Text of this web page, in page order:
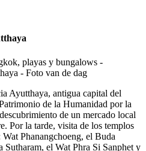
Ayutthaya, antigua capital del
de la Humanidad por la
de un mercado local
Por la tarde, visita de los templos
Phanangchoeng, el Buda
el Wat Phra Si Sanphet y